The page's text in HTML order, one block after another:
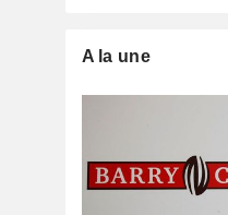
A la une